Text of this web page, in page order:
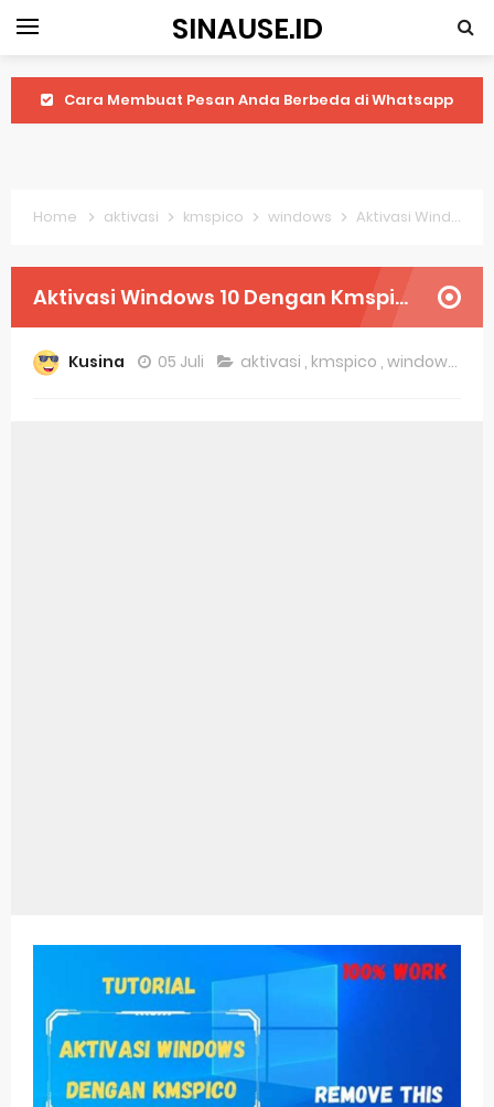
SINAUSE.ID
Cara Membuat Pesan Anda Berbeda di Whatsapp
Harga Laptop Acer Windows 10
Keytweak Windows 10
Cara Menginstal Windows 11
Bitcoin Miner Android: Apa Itu Dan Bagaimana Cara Menggunakannya
Pp Wa Couple Pasangan: Cara Terbaik Untuk Menjaga Hubungan
Cara Mengecek Windows Ori
Home aktivasi kmspico windows Aktivasi Windows 10 Dengan Kmspico
Aktivasi Windows 10 Dengan Kmspico
Kusina 05 Juli aktivasi , kmspico , windows